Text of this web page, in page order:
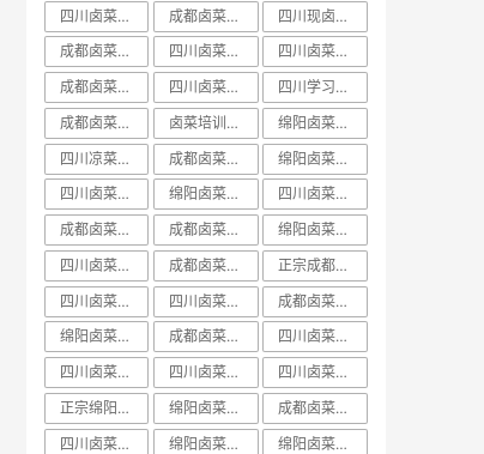
四川卤菜培训前十
成都卤菜培训中心课程
四川现卤现捞培训
成都卤菜培训学校课程
四川卤菜学习培训技术学校哪家好
四川卤菜培训机构
成都卤菜培训哪家好
四川卤菜学习技术培训学费多少钱
四川学习卤菜技术中心培训机构哪家好
成都卤菜培训技术课程
卤菜培训排行榜
绵阳卤菜培训学费
四川凉菜卤菜学习技术培训基地哪家好
成都卤菜培训哪里好
绵阳卤菜培训课程
四川卤菜培训费用一般多少学费
绵阳卤菜培训前十
​四川卤菜培训排行榜
成都卤菜培训学费课程
成都卤菜培训基地课程
绵阳卤菜培训方法
四川卤菜培训实体店
成都卤菜培训实体店
正宗成都卤菜培训课程
四川卤菜培训学费
四川卤菜培训价格
成都卤菜培训排名课程
绵阳卤菜培训中心
成都卤菜培训前十课程
​四川卤菜培训中心
四川卤菜培训方法
四川卤菜基地技术培训学习哪家好
四川卤菜培训配方
正宗绵阳卤菜培训
绵阳卤菜培训学校
成都卤菜培训方法教学
四川卤菜培训排名
绵阳卤菜培训价格
​绵阳卤菜培训排名